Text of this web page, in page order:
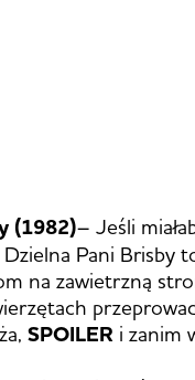
(1982)– Jeśli
Pani
na zawietrzną
SPOILER i zanim